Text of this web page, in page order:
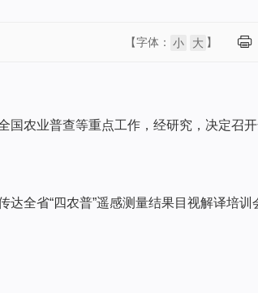
【字体： 小 大 】
农业普查等重点工作，经研究，决定召开
全省“四农普”遥感测量结果目视解译培